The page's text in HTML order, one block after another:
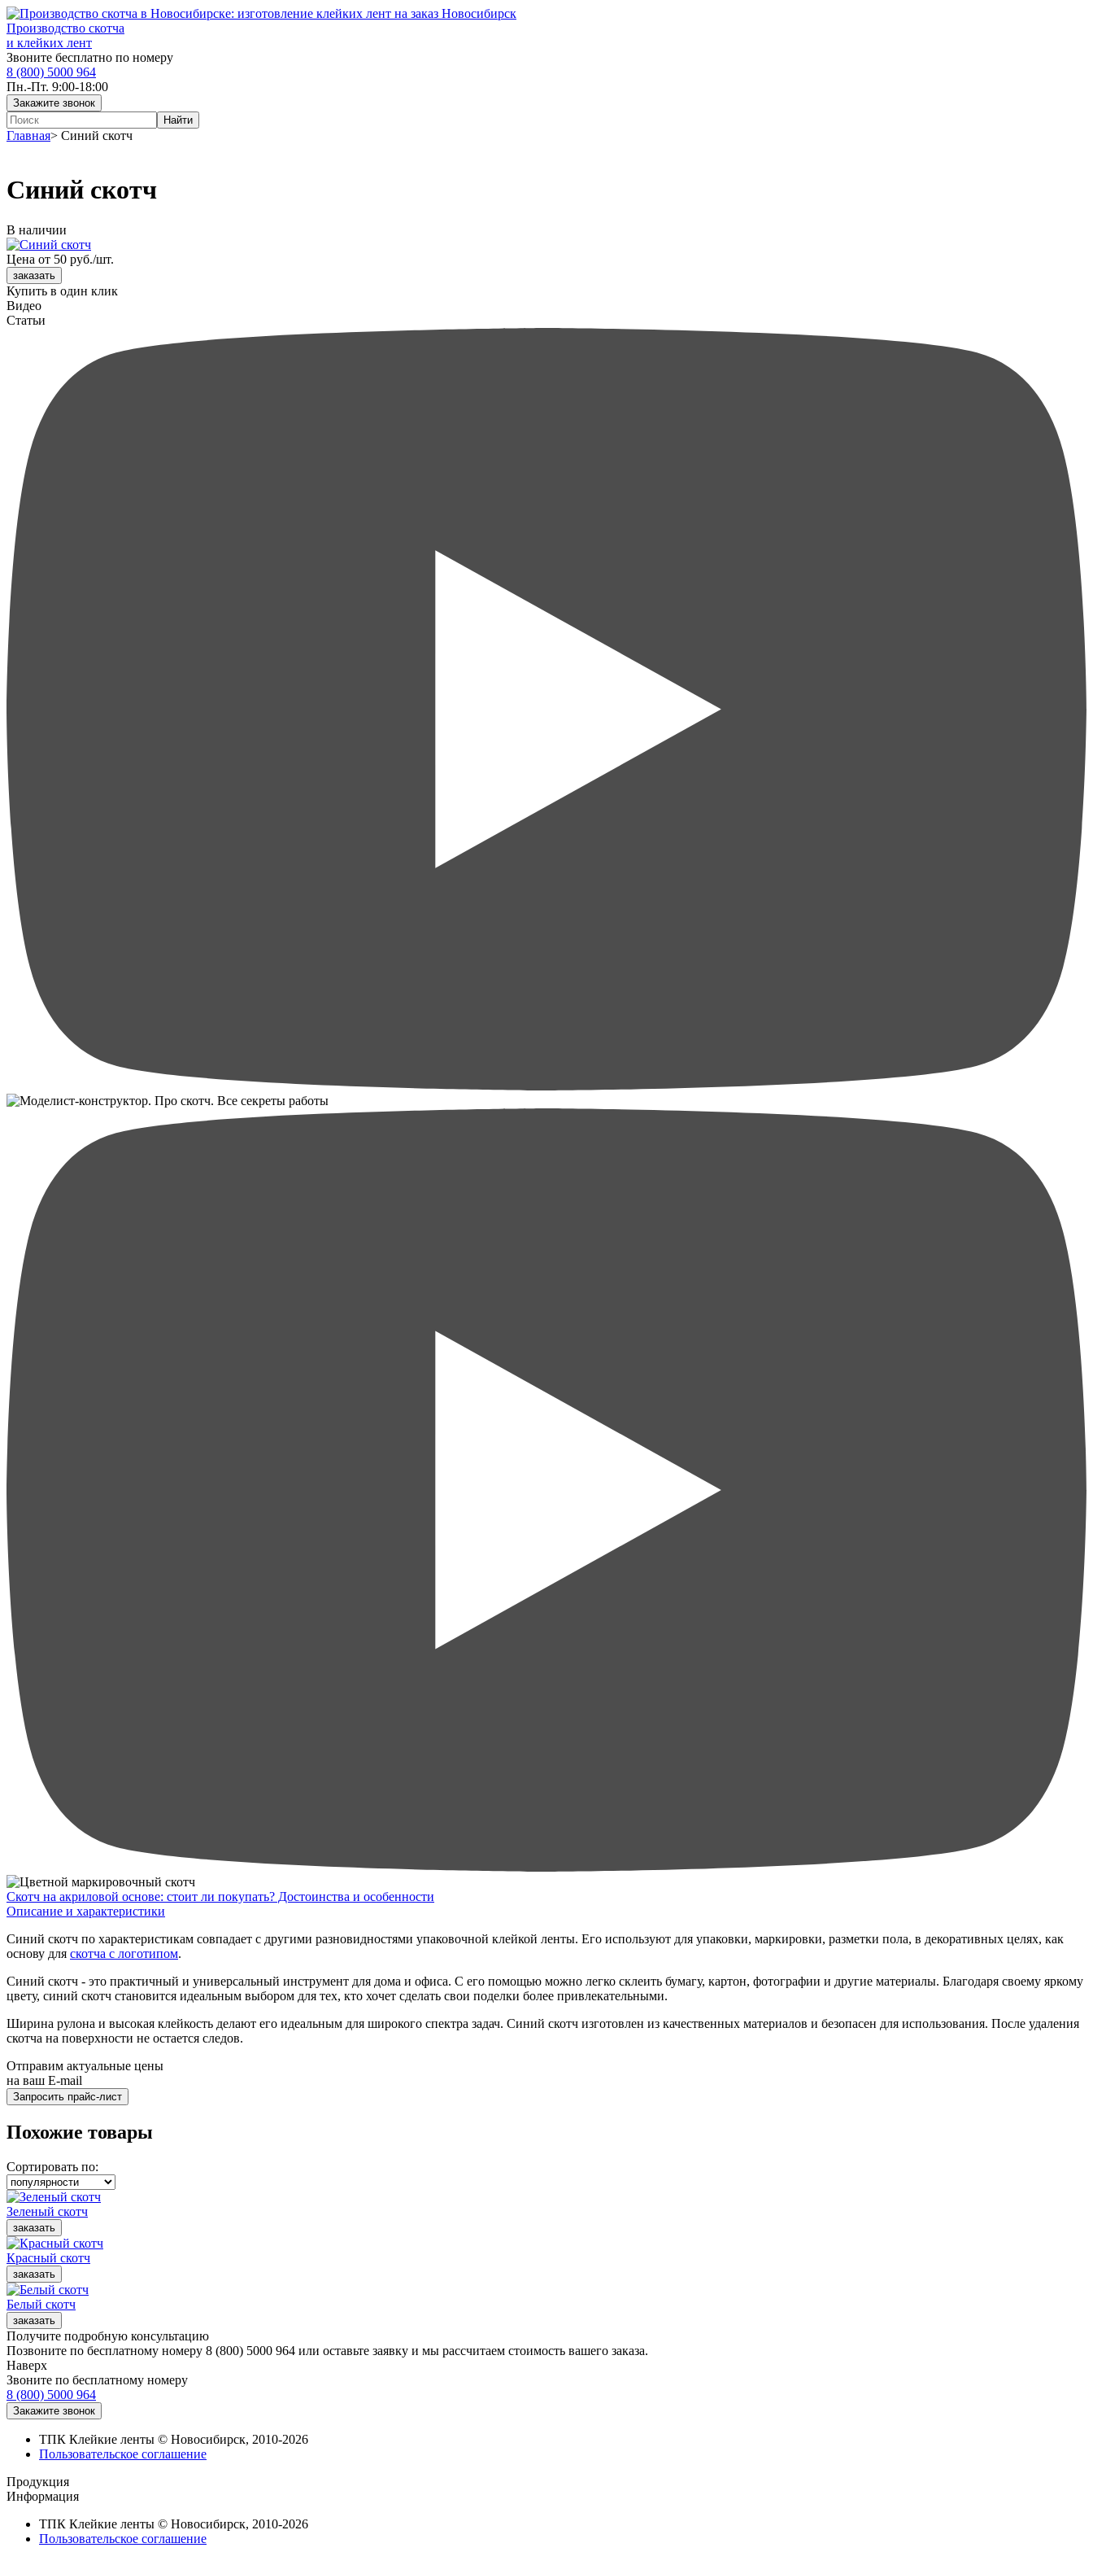
Новосибирск
Производство скотча
и клейких лент
Звоните бесплатно по номеру
8 (800) 5000 964
Пн.-Пт. 9:00-18:00
Главная> Синий скотч
Синий скотч
В наличии
Цена от 50 руб./шт.
Купить в один клик
Видео
Статьи
Скотч на акриловой основе: стоит ли покупать? Достоинства и особенности
Описание и характеристики
Синий скотч по характеристикам совпадает с другими разновидностями упаковочной клейкой ленты. Его используют для упаковки, маркировки, разметки пола, в декоративных целях, как
основу для скотча с логотипом.
Синий скотч - это практичный и универсальный инструмент для дома и офиса. С его помощью можно легко склеить бумагу, картон, фотографии и другие материалы. Благодаря своему яркому
цвету, синий скотч становится идеальным выбором для тех, кто хочет сделать свои поделки более привлекательными.
Ширина рулона и высокая клейкость делают его идеальным для широкого спектра задач. Синий скотч изготовлен из качественных материалов и безопасен для использования. После удаления
скотча на поверхности не остается следов.
Отправим актуальные цены
на ваш E-mail
Похожие товары
Сортировать по:
Зеленый скотч
Красный скотч
Белый скотч
Получите подробную консультацию
Позвоните по бесплатному номеру 8 (800) 5000 964 или оставьте заявку и мы рассчитаем стоимость вашего заказа.
Наверх
Звоните по бесплатному номеру
8 (800) 5000 964
ТПК Клейкие ленты © Новосибирск, 2010-2026
Пользовательское соглашение
Продукция
Информация
ТПК Клейкие ленты © Новосибирск, 2010-2026
Пользовательское соглашение